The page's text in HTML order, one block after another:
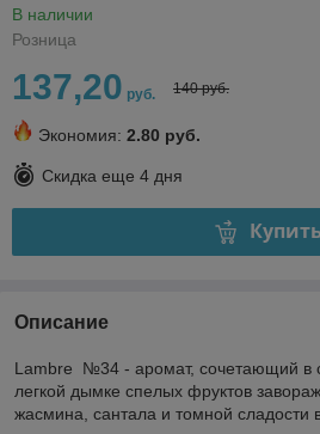
В наличии
Розница
137,20 руб. 140 руб.
Экономия: 2.80 руб.
Скидка еще 4 дня
Купить
Описание
Lambre №34 - аромат, сочетающий в
легкой дымке спелых фруктов
жасмина, сантала и томной сладости